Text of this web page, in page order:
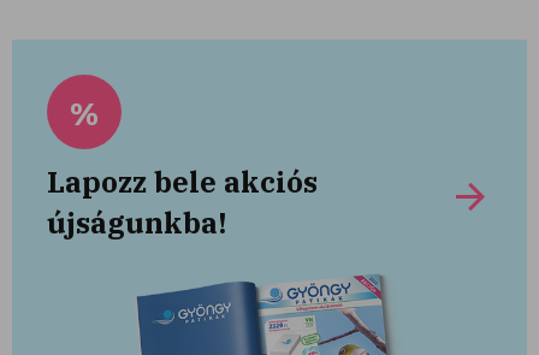
%
Lapozz bele akciós
újságunkba!